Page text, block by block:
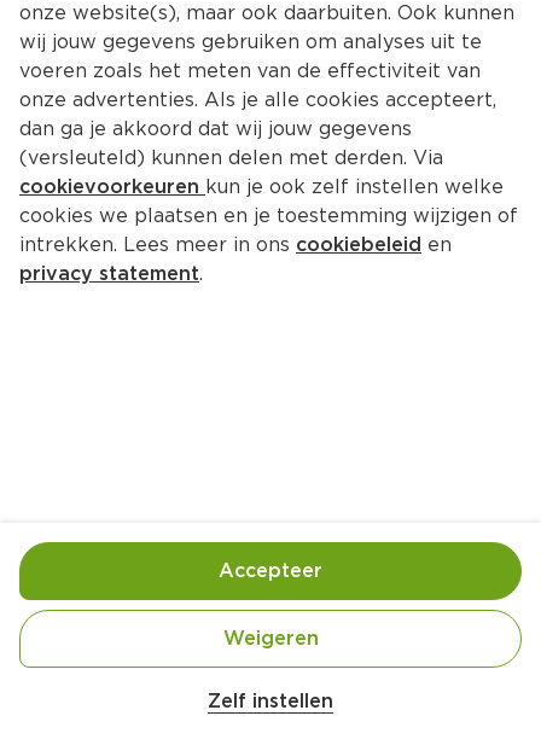
Ingrediënten Bereiding
onze website(s), maar ook daarbuiten. Ook kunnen
wij jouw gegevens gebruiken om analyses uit te
voeren zoals het meten van de effectiviteit van
onze advertenties. Als je alle cookies accepteert,
dan ga je akkoord dat wij jouw gegevens
(versleuteld) kunnen delen met derden. Via
cookievoorkeuren kun je ook zelf instellen welke
cookies we plaatsen en je toestemming wijzigen of
intrekken. Lees meer in ons cookiebeleid en
privacy statement.
Zelf instellen
Weigeren
Accepteer